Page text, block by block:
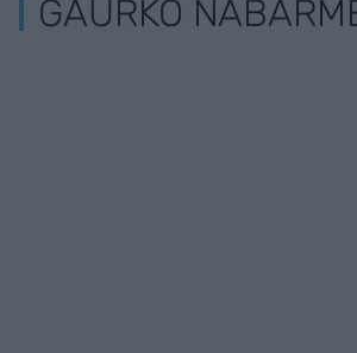
GAURKO